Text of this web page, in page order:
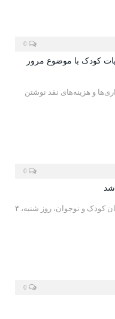
کودک با موضوع مرور
و هزینه‌های نقد نوشتن
‍چهارمین نشست «مهمانی» انجمن نویسندگان کودک و نوجوان، روز شنبه، ۴